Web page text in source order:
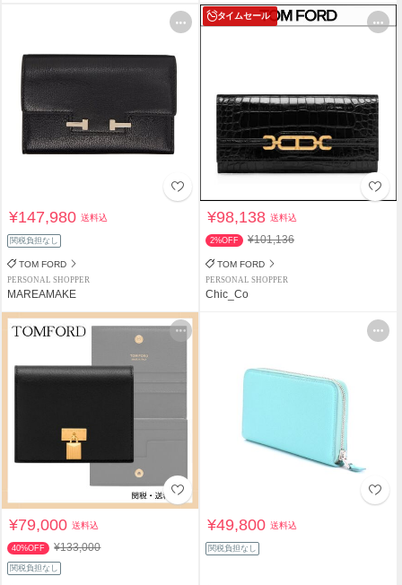
¥147,980送料込
関税負担なし
TOM FORD
PERSONAL SHOPPER
MAREAMAKE
タイムセール
¥98,138送料込
2%OFF ¥101,136
TOM FORD
PERSONAL SHOPPER
Chic_Co
¥79,000送料込
40%OFF ¥133,000
関税負担なし
¥49,800送料込
関税負担なし